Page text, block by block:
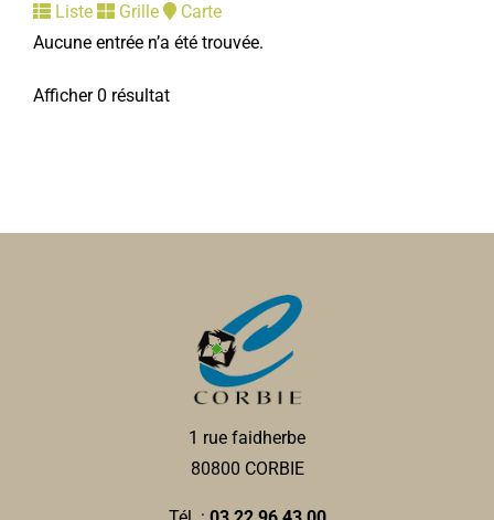
Liste
Grille
Carte
Aucune entrée n’a été trouvée.
Afficher 0 résultat
1 rue faidherbe
80800 CORBIE